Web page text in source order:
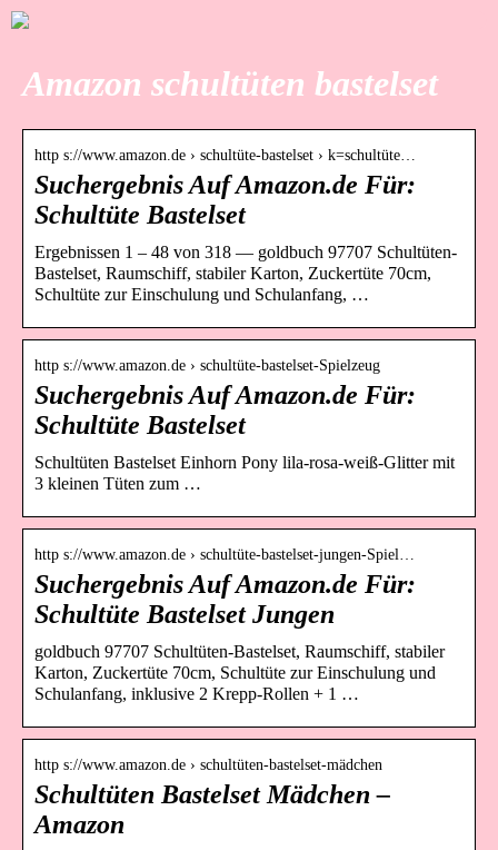
Amazon schultüten bastelset
http s://www.amazon.de › schultüte-bastelset › k=schultüte…
Suchergebnis Auf Amazon.de Für:
Schultüte Bastelset
Ergebnissen 1 – 48 von 318 — goldbuch 97707 Schultüten-
Bastelset, Raumschiff, stabiler Karton, Zuckertüte 70cm,
Schultüte zur Einschulung und Schulanfang, …
http s://www.amazon.de › schultüte-bastelset-Spielzeug
Suchergebnis Auf Amazon.de Für:
Schultüte Bastelset
Schultüten Bastelset Einhorn Pony lila-rosa-weiß-Glitter mit
3 kleinen Tüten zum …
http s://www.amazon.de › schultüte-bastelset-jungen-Spiel…
Suchergebnis Auf Amazon.de Für:
Schultüte Bastelset Jungen
goldbuch 97707 Schultüten-Bastelset, Raumschiff, stabiler
Karton, Zuckertüte 70cm, Schultüte zur Einschulung und
Schulanfang, inklusive 2 Krepp-Rollen + 1 …
http s://www.amazon.de › schultüten-bastelset-mädchen
Schultüten Bastelset Mädchen –
Amazon